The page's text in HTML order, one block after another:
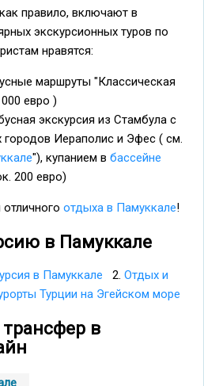
правило, включают в
экскурсионных туров по
нравятся:
маршруты "Классическая
евро )
экскурсия из Стамбула с
Иераполис и Эфес ( см.
"), купанием в бассейне
200 евро)
отдыха в Памуккале!
в Памуккале
в Памуккале 2. Отдых и
Турции на Эгейском море
в